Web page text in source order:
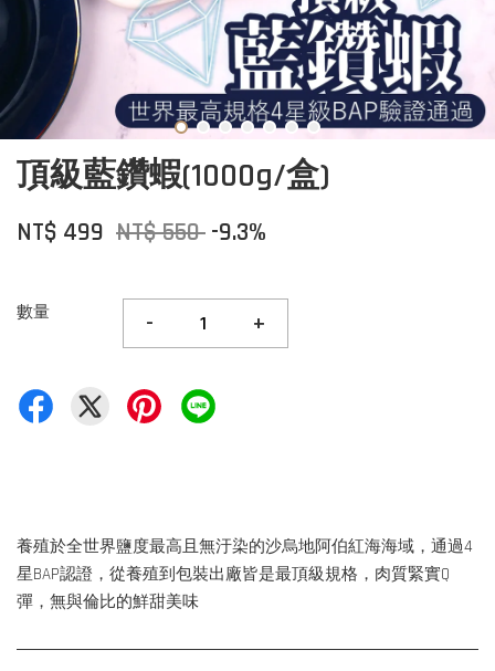
頂級藍鑽蝦(1000g/盒)
NT$ 499 NT$ 550 -9.3%
數量 - +
養殖於全世界鹽度最高且無汙染的沙烏地阿伯紅海海域，通過4
星BAP認證，從養殖到包裝出廠皆是最頂級規格，肉質緊實Q
彈，無與倫比的鮮甜美味